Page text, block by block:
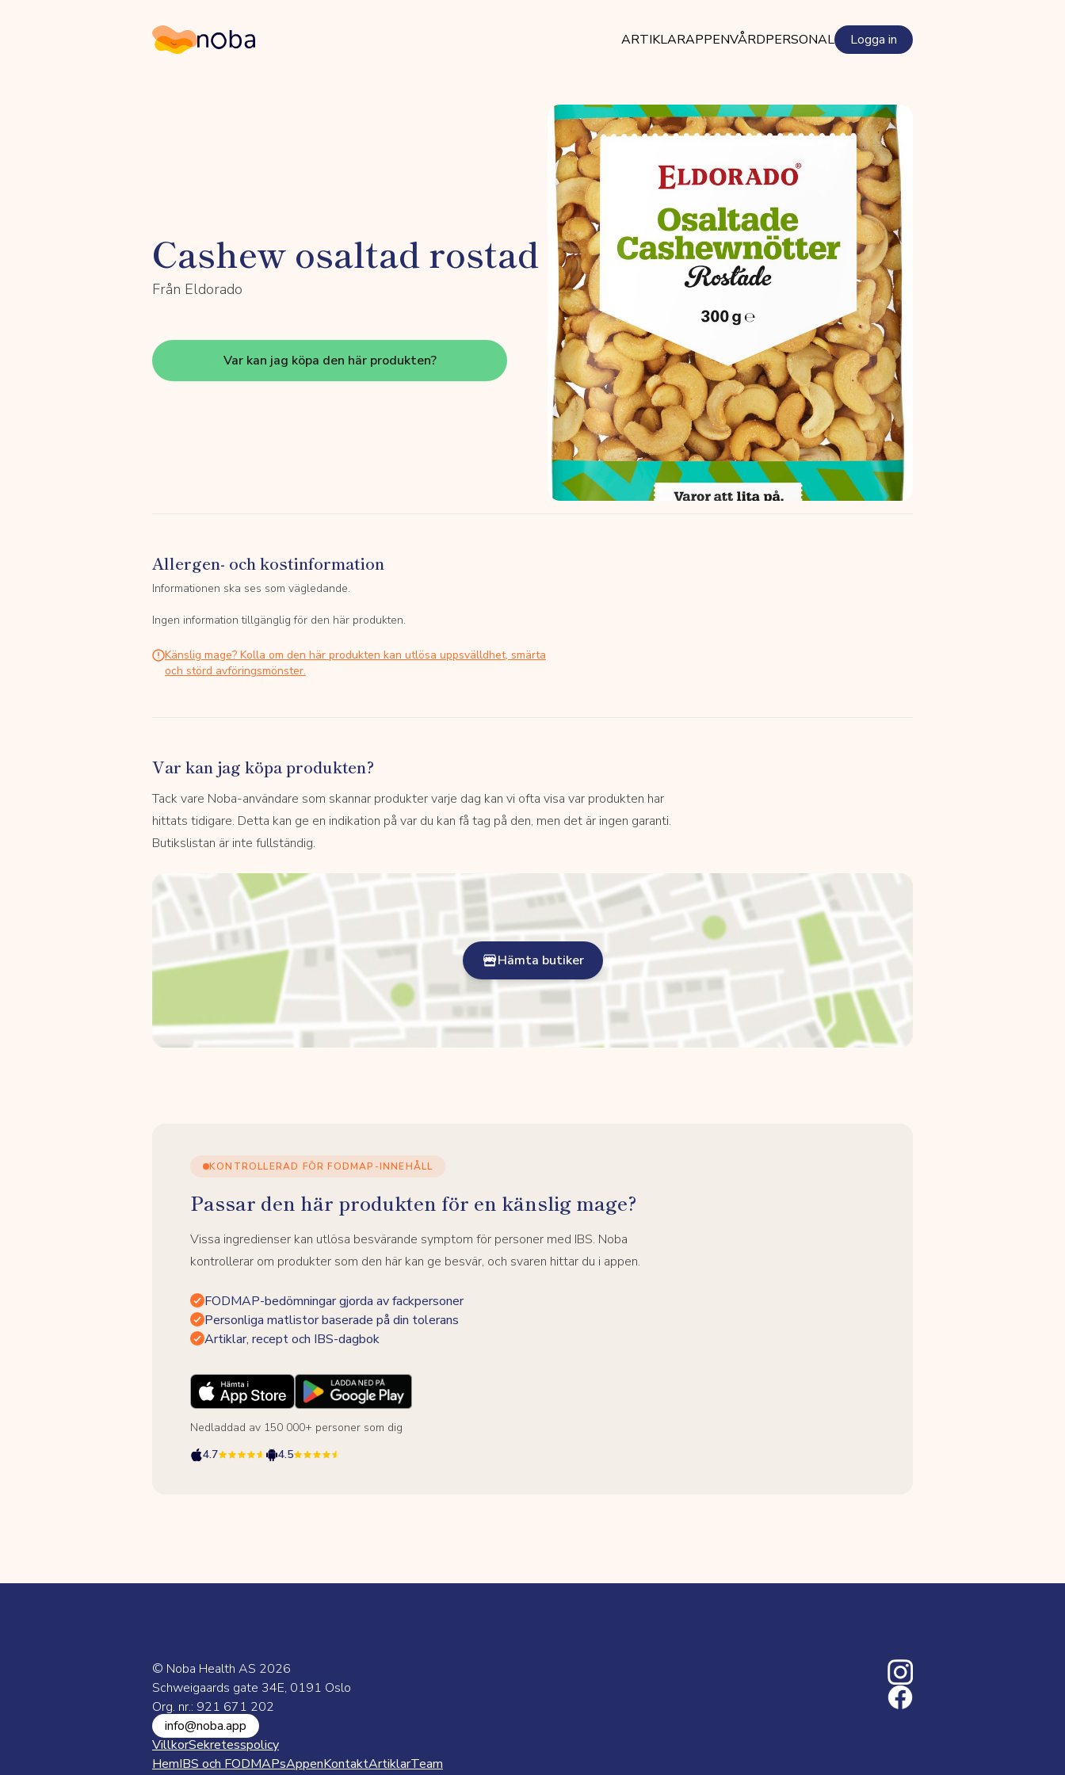
Noba ARTIKLARAPPENVÅRDPERSONAL Logga in
Cashew osaltad rostad
Från Eldorado
Var kan jag köpa den här produkten?
Allergen- och kostinformation
Informationen ska ses som vägledande.
Ingen information tillgänglig för den här produkten.
Känslig mage? Kolla om den här produkten kan utlösa uppsvälldhet, smärta
och störd avföringsmönster.
Var kan jag köpa produkten?
Tack vare Noba-användare som skannar produkter varje dag kan vi ofta visa var produkten har
hittats tidigare. Detta kan ge en indikation på var du kan få tag på den, men det är ingen garanti.
Butikslistan är inte fullständig.
Hämta butiker
KONTROLLERAD FÖR FODMAP-INNEHÅLL
Passar den här produkten för en känslig mage?
Vissa ingredienser kan utlösa besvärande symptom för personer med IBS. Noba
kontrollerar om produkter som den här kan ge besvär, och svaren hittar du i appen.
FODMAP-bedömningar gjorda av fackpersoner
Personliga matlistor baserade på din tolerans
Artiklar, recept och IBS-dagbok
Nedladdad av 150 000+ personer som dig
4.7
4.5
© Noba Health AS 2026
Schweigaards gate 34E, 0191 Oslo
Org. nr.: 921 671 202
info@noba.app
VillkorSekretesspolicy
HemIBS och FODMAPsAppenKontaktArtiklarTeam